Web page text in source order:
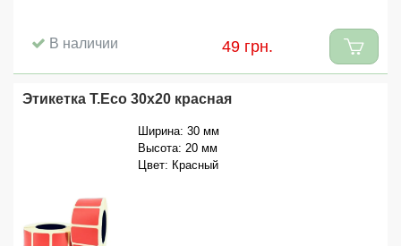
В наличии 49 грн.
Этикетка T.Eco 30x20 красная
Ширина: 30 мм
Высота: 20 мм
Цвет: Красный